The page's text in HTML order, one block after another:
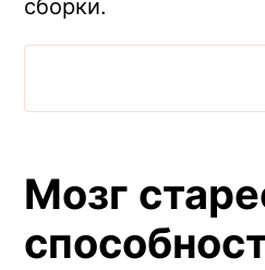
сборки.
Мозг